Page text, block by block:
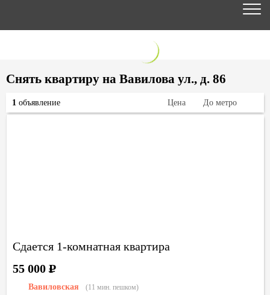
Снять квартиру на Вавилова ул., д. 86
Сдается 1-комнатная квартира
Вавиловская (11 мин. пешком)
55 000Р
1 объявление Цена До метро